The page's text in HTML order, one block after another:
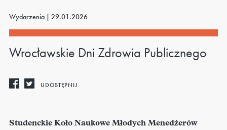
Wydarzenia | 29.01.2026
Wrocławskie Dni Zdrowia Publicznego
UDOSTĘPNIJ
Studenckie Koło Naukowe Młodych Menedżerów